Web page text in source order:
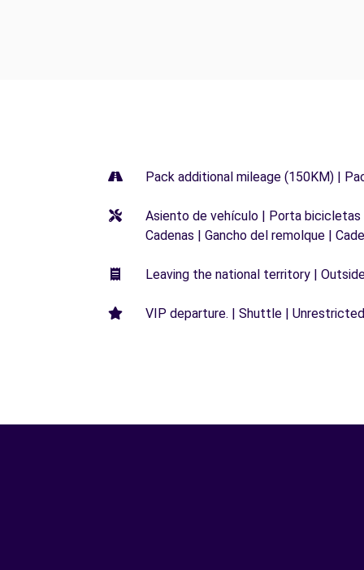
Pack additional mileage (150KM) |
Asiento de vehículo | Porta bicicletas
Cadenas | Gancho del remolque |
Leaving the national territory |
VIP departure. | Shuttle |